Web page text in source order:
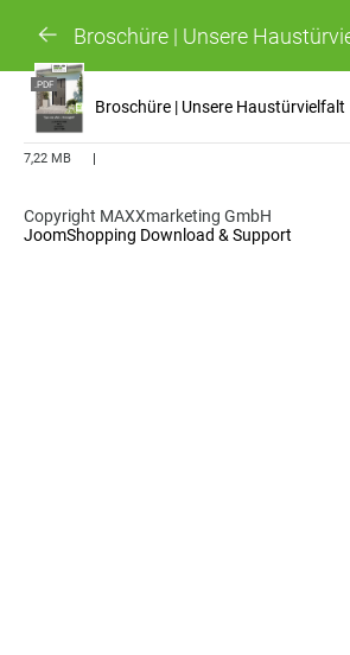
Broschüre | Unsere
.PDF
Broschüre | Unsere Haustürvielfalt
7,22 MB
Copyright MAXXmarketing GmbH
JoomShopping Download & Support